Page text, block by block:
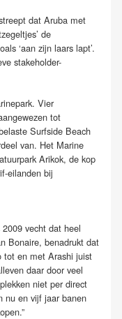
dat Aruba met
de
‘aan zijn laars lapt’.
stakeholder-
Vier
tot
Surfside Beach
van. Het Marine
Arikok, de kop
eilanden bij
vecht dat heel
Bonaire, benadrukt dat
tot en met Arashi juist
daar door veel
niet per direct
nu en vijf jaar banen